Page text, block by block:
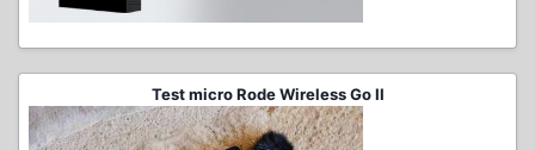
Test micro Rode Wireless Go II